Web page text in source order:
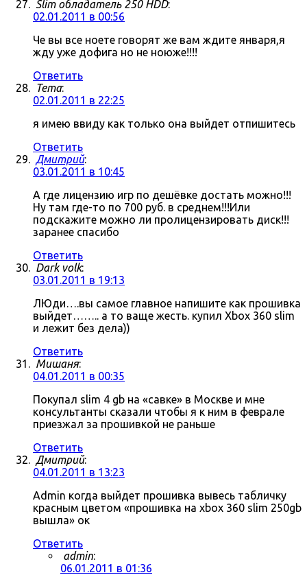
Slim обладатель 250 HDD:
02.01.2011 в 00:56
Че вы все ноете говорят же вам ждите января,я
жду уже дофига но не ноюже!!!!
Ответить
Tema:
02.01.2011 в 22:25
я имею ввиду как только она выйдет отпишитесь
Ответить
Дмитрий:
03.01.2011 в 10:45
А где лицензию игр по дешёвке достать можно!!!
Ну там где-то по 700 руб. в среднем!!!Или
подскажите можно ли пролицензировать диск!!!
заранее спасибо
Ответить
Dark volk:
03.01.2011 в 19:13
ЛЮди….вы самое главное напишите как прошивка
выйдет…….. а то ваще жесть. купил Xbox 360 slim
и лежит без дела))
Ответить
Мишаня:
04.01.2011 в 00:35
Покупал slim 4 gb на «савке» в Москве и мне
консультанты сказали чтобы я к ним в феврале
приезжал за прошивкой не раньше
Ответить
Дмитрий:
04.01.2011 в 13:23
Admin когда выйдет прошивка вывесь табличку
красным цветом «прошивка на xbox 360 slim 250gb
вышла» ок
Ответить
admin:
06.01.2011 в 01:36